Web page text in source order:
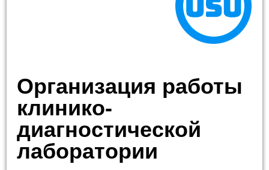
Организация работы
клинико-
диагностической
лаборатории